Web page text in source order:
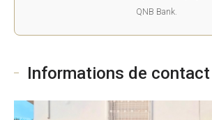
QNB Bank.
Informations de contact